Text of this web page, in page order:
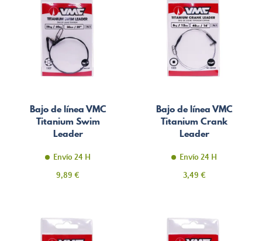
Bajo de línea VMC
Titanium Swim
Leader
Envío 24 H
Precio
9,89 €
Bajo de línea VMC
Titanium Crank
Leader
Envío 24 H
Precio
3,49 €